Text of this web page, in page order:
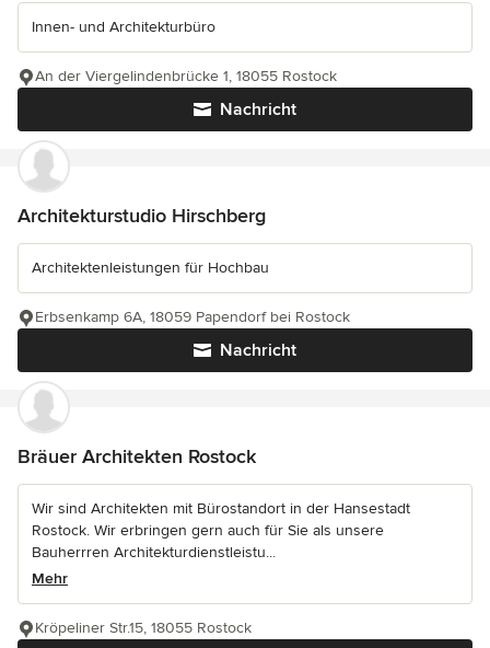
Innen- und Architekturbüro
Nachricht
An der Viergelindenbrücke 1, 18055 Rostock
Architekturstudio Hirschberg
Architektenleistungen für Hochbau
Nachricht
Erbsenkamp 6A, 18059 Papendorf bei Rostock
Bräuer Architekten Rostock
Wir sind Architekten mit Bürostandort in der Hansestadt
Rostock. Wir erbringen gern auch für Sie als unsere
Bauherrren Architekturdienstleistu...
Mehr
Kröpeliner Str.15, 18055 Rostock